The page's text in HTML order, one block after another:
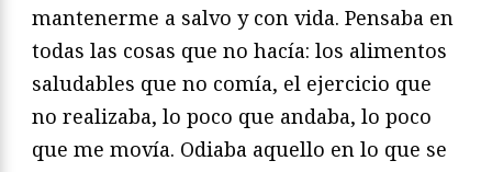
mantenerme a salvo y con vida. Pensaba en
todas las cosas que no hacía: los alimentos
saludables que no comía, el ejercicio que
no realizaba, lo poco que andaba, lo poco
que me movía. Odiaba aquello en lo que se